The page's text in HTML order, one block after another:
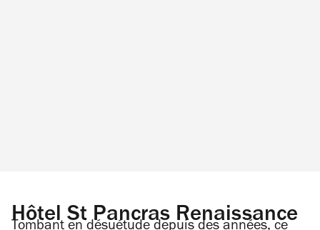
Hôtel St Pancras Renaissance
Tombant en désuétude depuis des années, ce